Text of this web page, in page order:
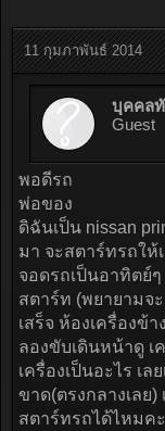
11 กุมภาพันธ์ 2014
บุคคล
Guest
พอดีรถ
พ่อของ
ดิฉันเป็น nissan
มา จะสตาร์ทรถให้
จอดรถเป็นอาทิตย์
สตาร์ท (พยายามจ
เสร็จ ห้องเครื่องข้
ลองขับเดินหน้าดู เ
เครื่องเป็นอะไร เ
ขาด(ตรงกลางเลย
สตาร์ทรถได้ไหมค